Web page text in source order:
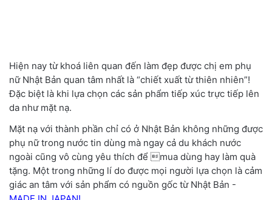
Hiện nay từ khoá liên quan đến làm đẹp được chị em phụ
nữ Nhật Bản quan tâm nhất là “chiết xuất từ thiên nhiên”!
Đặc biệt là khi lựa chọn các sản phẩm tiếp xúc trực tiếp lên
da như mặt nạ.
Mặt nạ với thành phần chỉ có ở Nhật Bản không những được
phụ nữ trong nước tin dùng mà ngay cả du khách nước
ngoài cũng vô cùng yêu thích để mua dùng hay làm quà
tặng. Một trong những lí do được mọi người lựa chọn là cảm
giác an tâm với sản phẩm có nguồn gốc từ Nhật Bản -